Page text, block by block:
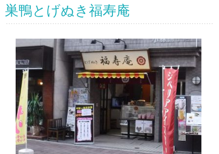
巣鴨とげぬき福寿庵